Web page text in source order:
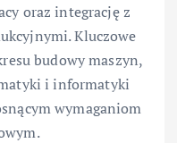
oraz integrację z
Kluczowe
budowy maszyn,
i informatyki
wymaganiom